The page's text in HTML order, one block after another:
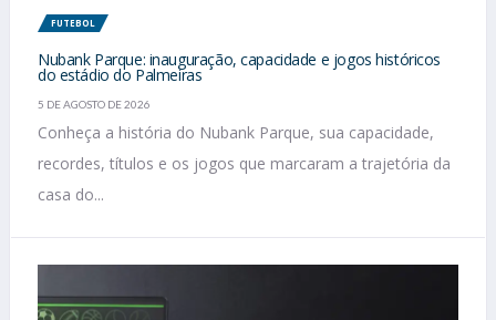
FUTEBOL
Nubank Parque: inauguração, capacidade e jogos históricos
do estádio do Palmeiras
5 DE AGOSTO DE 2026
Conheça a história do Nubank Parque, sua capacidade,
recordes, títulos e os jogos que marcaram a trajetória da
casa do...